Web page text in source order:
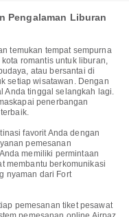
Pengalaman Liburan
temukan tempat sempurna
romantis untuk liburan,
atau bersantai di
setiap wisatawan. Dengan
Anda tinggal selangkah lagi.
penerbangan
favorit Anda dengan
pemesanan
memiliki permintaan
membantu berkomunikasi
nyaman dari Fort
pemesanan tiket pesawat